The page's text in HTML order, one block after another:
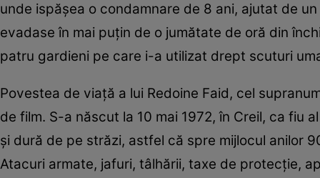
unde ispășea o condamnare de 8 ani, ajutat de
evadase în mai puţin de o jumătate de oră din
patru gardieni pe care i-a utilizat drept scuturi
Povestea de viață a lui Redoine Faid, cel
de film. S-a născut la 10 mai 1972, în Creil, ca fiu
și dură de pe străzi, astfel că spre mijlocul anilor
Atacuri armate, jafuri, tâlhării, taxe de protecție,